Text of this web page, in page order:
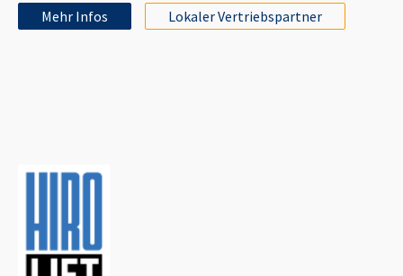
Mehr Infos Lokaler Vertriebspartner